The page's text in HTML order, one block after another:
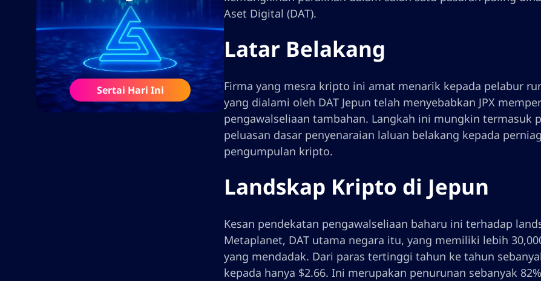
Sertai Hari Ini
Aset Digital (DAT).
Latar Belakang
Firma yang mesra kripto ini amat menarik kepada pelabur
yang dialami oleh DAT Jepun telah menyebabkan JPX
pengawalseliaan tambahan. Langkah ini mungkin termasuk
peluasan dasar penyenaraian laluan belakang kepada
pengumpulan kripto.
Landskap Kripto di Jepun
Kesan pendekatan pengawalseliaan baharu ini terhadap
Metaplanet, DAT utama negara itu, yang memiliki lebih
yang mendadak. Dari paras tertinggi tahun ke tahun
kepada hanya $2.66. Ini merupakan penurunan sebanyak